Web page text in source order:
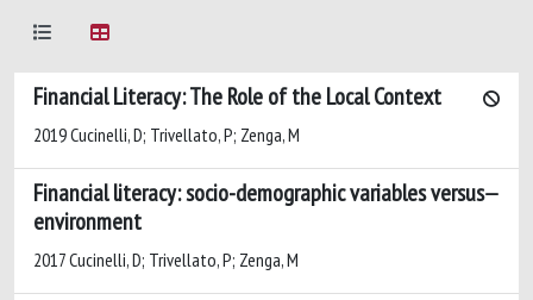
Financial Literacy: The Role of the Local Context
2019 Cucinelli, D; Trivellato, P; Zenga, M
Financial literacy: socio-demographic variables versus
environment
2017 Cucinelli, D; Trivellato, P; Zenga, M